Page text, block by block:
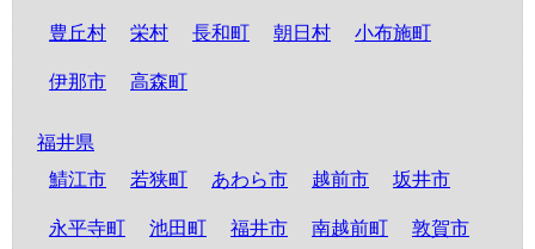
豊丘村 栄村 長和町 朝日村 小布施町
伊那市 高森町
福井県
鯖江市
若狭町 あわら市 越前市 坂井市
永平寺町 池田町 福井市 南越前町 敦賀市